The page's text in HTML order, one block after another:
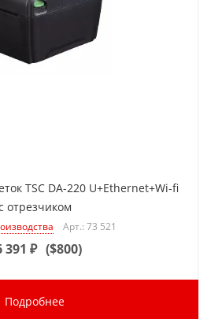
TSC DA-220 U+Ethernet+Wi-fi
отрезчиком
Арт.: 73 521
391 ₽ ($800)
Подробнее